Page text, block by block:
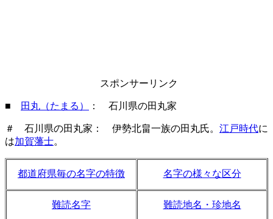
スポンサーリンク
■ 田丸（たまる） ： 石川県の田丸家
＃ 石川県の田丸家： 伊勢北畠一族の田丸氏。 江戸時代に
は加賀藩士。
都道府県毎の名字の特徴 名字の様々な区分
難読名字 難読地名・珍地名